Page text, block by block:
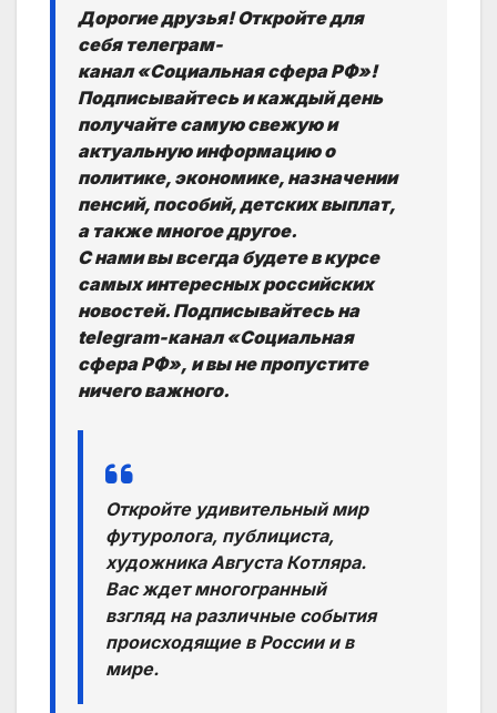
Дорогие друзья! Откройте для
себя телеграм-
канал «Социальная сфера РФ»!
Подписывайтесь и каждый день
получайте самую свежую и
актуальную информацию о
политике, экономике, назначении
пенсий, пособий, детских выплат,
а также многое другое.
С нами вы всегда будете в курсе
самых интересных российских
новостей. Подписывайтесь на
telegram-канал «Социальная
сфера РФ», и вы не пропустите
ничего важного.
Откройте удивительный мир
футуролога, публициста,
художника Августа Котляра.
Вас ждет многогранный
взгляд на различные события
происходящие в России и в
мире.